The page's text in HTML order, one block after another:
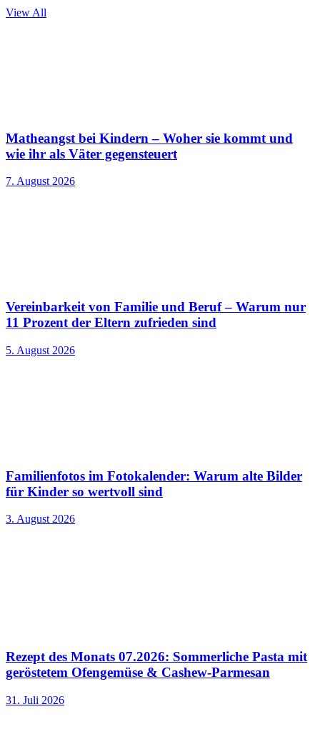
View All
Matheangst bei Kindern – Woher sie kommt und
wie ihr als Väter gegensteuert
7. August 2026
Vereinbarkeit von Familie und Beruf – Warum nur
11 Prozent der Eltern zufrieden sind
5. August 2026
Familienfotos im Fotokalender: Warum alte Bilder
für Kinder so wertvoll sind
3. August 2026
Rezept des Monats 07.2026: Sommerliche Pasta mit
geröstetem Ofengemüse & Cashew-Parmesan
31. Juli 2026